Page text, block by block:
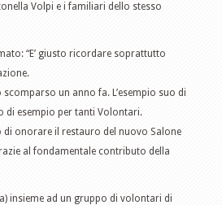
Volpi e i familiari dello stesso
“E’ giusto ricordare soprattutto
un anno fa. L’esempio suo di
di esempio per tanti Volontari.
onorare il restauro del nuovo Salone
al fondamentale contributo della
insieme ad un gruppo di volontari di